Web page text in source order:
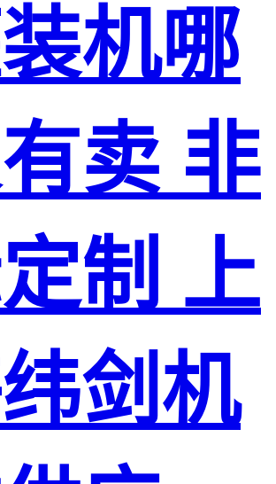
机哪
卖 非
制 上
剑机